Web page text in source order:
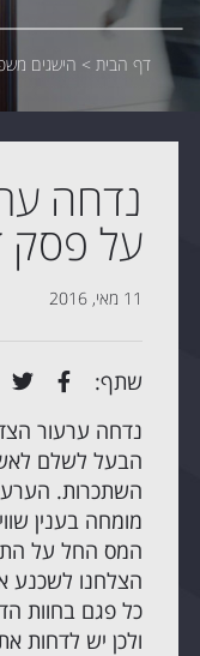
דף הבית > הישגים
נדחה
על פסק
11 מאי, 2016
שתף:
נדחה ערעור
הבעל לשלם
השתכרות.
מומחה בענין
המס החל על
הצלחנו לשכנע
כל פגם בחוות
ולכן יש לדחות